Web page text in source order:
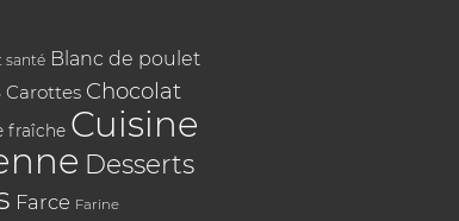
santé Blanc de poulet
Carottes Chocolat
fraîche Cuisine
Desserts
Farce Farine